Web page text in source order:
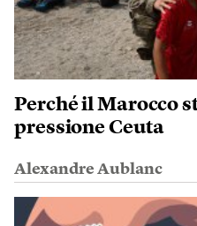
Perché il Marocco
pressione Ceuta
Alexandre Aublanc